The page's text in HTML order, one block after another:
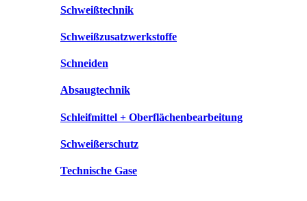
Schweißtechnik
Schweißzusatzwerkstoffe
Schneiden
Absaugtechnik
Schleifmittel + Oberflächenbearbeitung
Schweißerschutz
Technische Gase